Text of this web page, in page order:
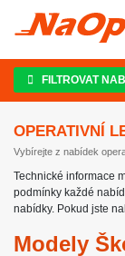
Operativní leasing Škoda Scala
FILTROVAT
OPERATIVNÍ
Vybírejte z nabídek
Technické informace
podmínky každé
nabídky. Pokud jste
Modely